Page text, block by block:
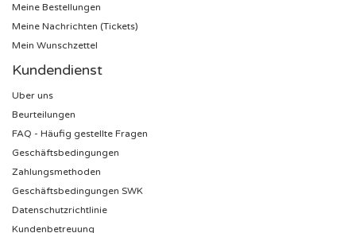
Imagine Dragons Karten
Tino Martin Karten
Foo Fighters Karten
Justin Timberlake Karten
Jonas Bothers Karten
Drake Karten
Meine Bestellungen
Meine Nachrichten (Tickets)
Mein Wunschzettel
Kundendienst
Uber uns
Beurteilungen
FAQ - Häufig gestellte Fragen
Geschäftsbedingungen
Zahlungsmethoden
Geschäftsbedingungen SWK
Datenschutzrichtlinie
Kundenbetreuung